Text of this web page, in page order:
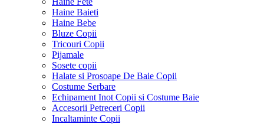
Haine Baieti
Haine Bebe
Bluze Copii
Tricouri Copii
Pijamale
Sosete copii
Halate si Prosoape De Baie Copii
Costume Serbare
Echipament Inot Copii si Costume Baie
Accesorii Petreceri Copii
Incaltaminte Copii